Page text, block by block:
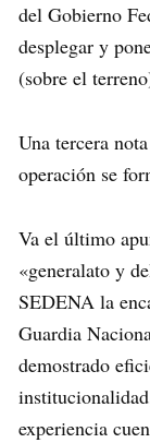
del Gobierno
desplegar y
(sobre el
Una tercera
operación se
Va el último
«generalato y
SEDENA la
Guardia
demostrado
experiencia